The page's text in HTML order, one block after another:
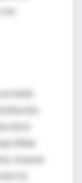
bebé
de la
lidian
A pesar
la